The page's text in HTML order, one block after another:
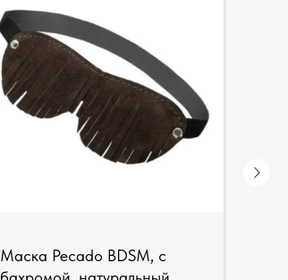
Маска Pecado BDSM, с